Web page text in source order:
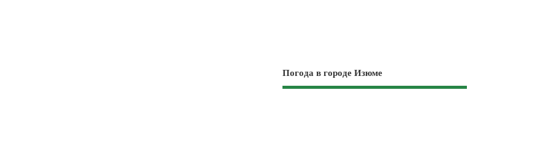
Погода в городе Изюме